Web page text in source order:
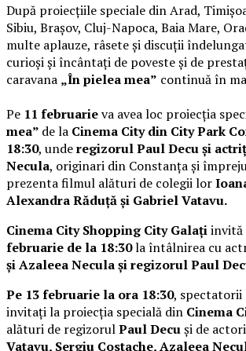
După proiecțiile speciale din Arad,
Sibiu, Brașov, Cluj-Napoca, Baia Mare,
multe aplauze, râsete și discuții
curioși și încântați de poveste și de
caravana „În pielea mea” continuă în
Pe 11 februarieva avea loc proiecția
mea” de la Cinema City din City Park
18:30, underegizorul Paul Decu și
Necula, originari din Constanța și
prezenta filmul alături de colegii lor
Alexandra Răduță și Gabriel Vatavu.
Cinema City Shopping City Galațiinvită
februarie de la 18:30la întâlnirea cu
și Azaleea Necula și regizorul Paul
Pe 13 februarie la ora 18:30, spectatorii
invitați la proiecția specială din Cinema
alături de regizorulPaul Decuși de
Vatavu, Sergiu Costache, Azaleea